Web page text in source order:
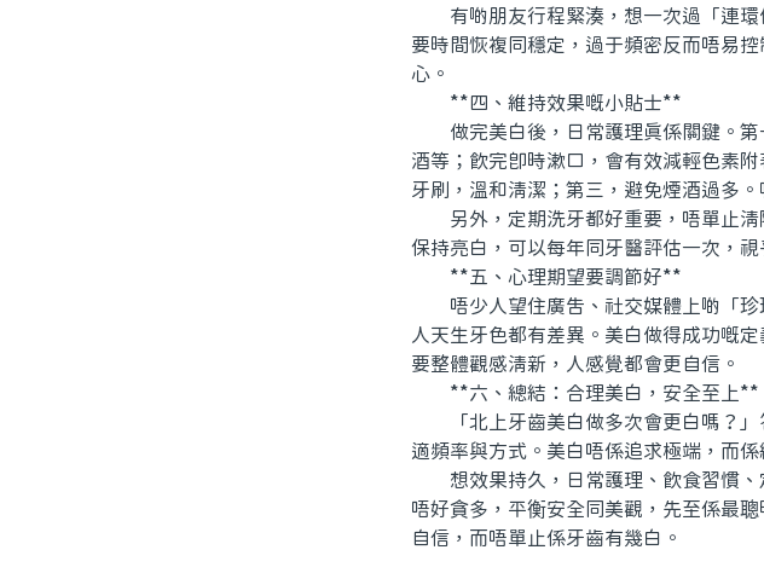
有啲朋友行程緊湊，想一次過「連環
要時間恢複同穩定，過于頻密反而唔易
心。
**四、維持效果嘅小貼士**
做完美白後，日常護理真係關鍵。第
酒等；飲完即時漱口，會有效減輕色素
牙刷，溫和清潔；第三，避免煙酒過多
另外，定期洗牙都好重要，唔單止清
保持亮白，可以每年同牙醫評估一次，
**五、心理期望要調節好**
唔少人望住廣告、社交媒體上啲「珍
人天生牙色都有差異。美白做得成功嘅
要整體觀感清新，人感覺都會更自信。
**六、總結：合理美白，安全至上**
「北上牙齒美白做多次會更白嗎？」
適頻率與方式。美白唔係追求極端，而
想效果持久，日常護理、飲食習慣、
唔好貪多，平衡安全同美觀，先至係最
自信，而唔單止係牙齒有幾白。